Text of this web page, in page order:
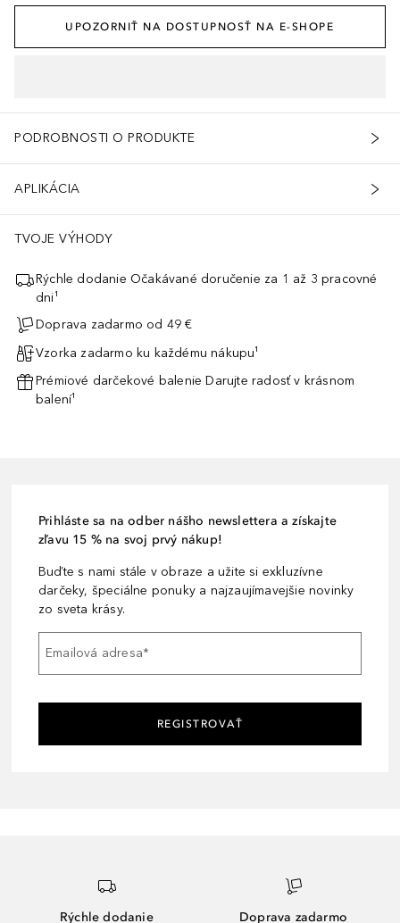
UPOZORNIŤ NA DOSTUPNOSŤ NA E-SHOPE
PODROBNOSTI O PRODUKTE
APLIKÁCIA
TVOJE VÝHODY
Rýchle dodanie Očakávané doručenie za 1 až 3 pracovné
dni¹
Doprava zadarmo od 49 €
Vzorka zadarmo ku každému nákupu¹
Prémiové darčekové balenie Darujte radosť v krásnom
balení¹
Prihláste sa na odber nášho newslettera a získajte
zľavu 15 % na svoj prvý nákup!
Buďte s nami stále v obraze a užite si exkluzívne
darčeky, špeciálne ponuky a najzaujímavejšie novinky
zo sveta krásy.
Emailová adresa*
REGISTROVAŤ
Rýchle dodanie Doprava zadarmo